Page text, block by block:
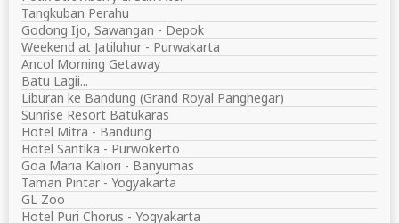
Tangkuban Perahu
Godong Ijo, Sawangan - Depok
Weekend at Jatiluhur - Purwakarta
Ancol Morning Getaway
Batu Lagii...
Liburan ke Bandung (Grand Royal Panghegar)
Sunrise Resort Batukaras
Hotel Mitra - Bandung
Hotel Santika - Purwokerto
Goa Maria Kaliori - Banyumas
Taman Pintar - Yogyakarta
GL Zoo
Hotel Puri Chorus - Yogyakarta